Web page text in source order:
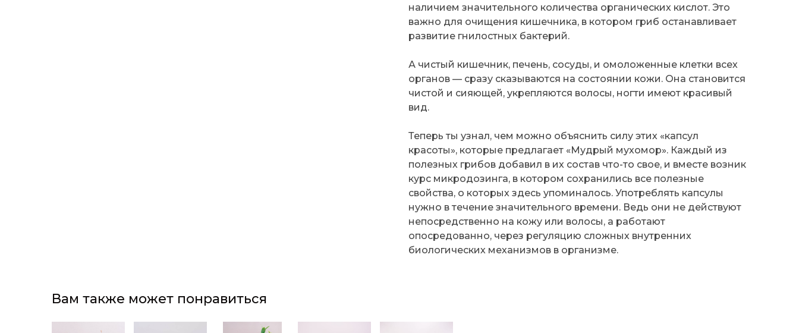
наличием значительного количества органических кислот. Это
важно для очищения кишечника, в котором гриб останавливает
развитие гнилостных бактерий.
А чистый кишечник, печень, сосуды, и омоложенные клетки всех
органов — сразу сказываются на состоянии кожи. Она становится
чистой и сияющей, укрепляются волосы, ногти имеют красивый
вид.
Теперь ты узнал, чем можно объяснить силу этих «капсул
красоты», которые предлагает «Мудрый мухомор». Каждый из
полезных грибов добавил в их состав что-то свое, и вместе возник
курс микродозинга, в котором сохранились все полезные
свойства, о которых здесь упоминалось. Употреблять капсулы
нужно в течение значительного времени. Ведь они не действуют
непосредственно на кожу или волосы, а работают
опосредованно, через регуляцию сложных внутренних
биологических механизмов в организме.
Вам также может понравиться